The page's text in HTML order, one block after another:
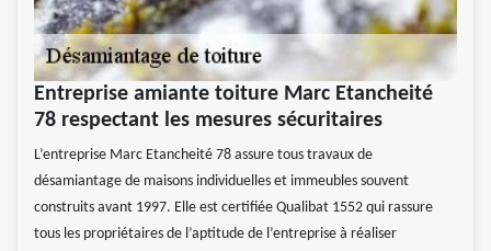
Entreprise amiante toiture Marc Etancheité
78 respectant les mesures sécuritaires
L’entreprise Marc Etancheité 78 assure tous travaux de
désamiantage de maisons individuelles et immeubles souvent
construits avant 1997. Elle est certifiée Qualibat 1552 qui rassure
tous les propriétaires de l’aptitude de l’entreprise à réaliser